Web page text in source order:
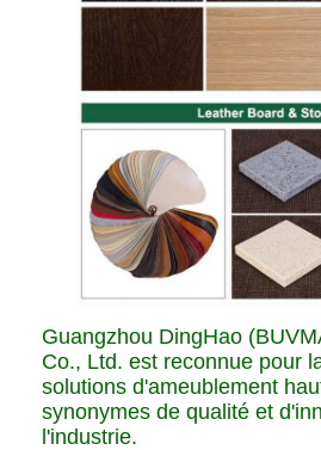
Guangzhou DingHao
Co., Ltd. est reconnue pour
solutions d'ameublement
synonymes de qualité et
l'industrie.